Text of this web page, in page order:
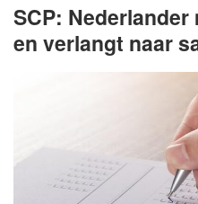
SCP:
en verlangt naar